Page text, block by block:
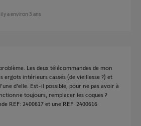
il y a environ 3 ans
Les deux télécommandes de mon
ergots intérieurs cassés (de vieillesse ?) et
d'elle. Est-il possible, pour ne pas avoir à
toujours, remplacer les coques ?
REF: 2400617 et une REF: 2400616